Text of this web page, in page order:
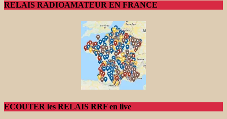
RELAIS RADIOAMATEUR EN FRANCE
ECOUTER les RELAIS RRF en live